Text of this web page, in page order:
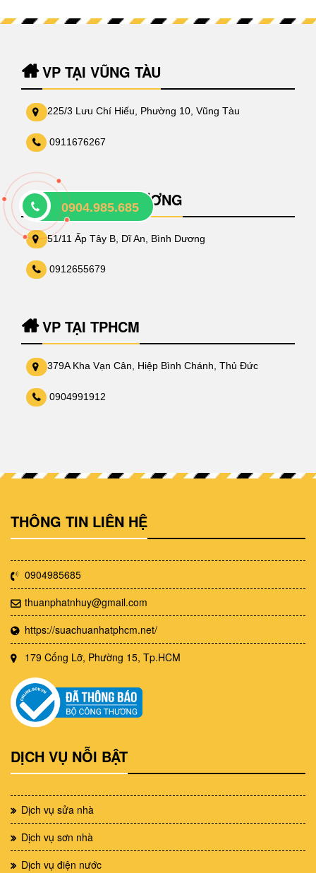
VP TẠI VŨNG TÀU
225/3 Lưu Chí Hiếu, Phường 10, Vũng Tàu
0911676267
VP TẠI BÌNH DƯƠNG
51/11 Ấp Tây B, Dĩ An, Bình Dương
0912655679
VP TẠI TPHCM
379A Kha Vạn Cân, Hiệp Bình Chánh, Thủ Đức
0904991912
THÔNG TIN LIÊN HỆ
0904985685
thuanphatnhuy@gmail.com
https://suachuanhatphcm.net/
179 Cống Lỡ, Phường 15, Tp.HCM
DỊCH VỤ NỖI BẬT
Dịch vụ sửa nhà
Dịch vụ sơn nhà
Dịch vụ điện nước
0904.985.685